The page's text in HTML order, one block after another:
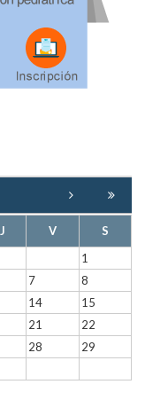
J V
S
1
7
8
14
15
21
22
28
29